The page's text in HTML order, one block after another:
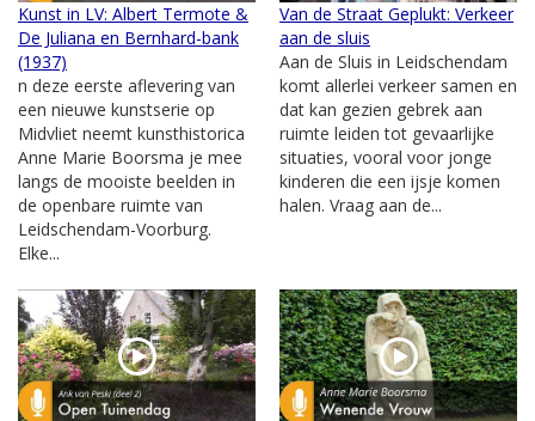
Kunst in LV: Albert Termote &
De Juliana en Bernhard-bank
(1937)
n deze eerste aflevering van
een nieuwe kunstserie op
Midvliet neemt kunsthistorica
Anne Marie Boorsma je mee
langs de mooiste beelden in
de openbare ruimte van
Leidschendam-Voorburg.
Elke...
Van de Straat Geplukt: Verkeer
aan de sluis
Aan de Sluis in Leidschendam
komt allerlei verkeer samen en
dat kan gezien gebrek aan
ruimte leiden tot gevaarlijke
situaties, vooral voor jonge
kinderen die een ijsje komen
halen. Vraag aan de...